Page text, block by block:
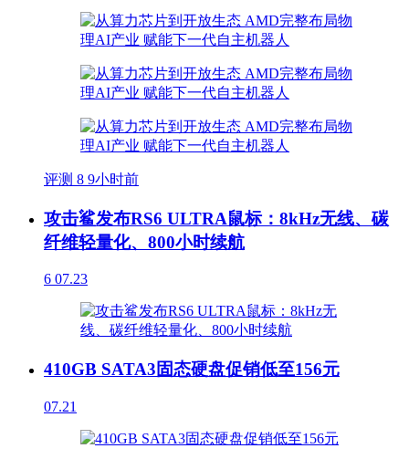
评测 8 9小时前
攻击鲨发布RS6 ULTRA鼠标：8kHz无线、碳
纤维轻量化、800小时续航
6 07.23
410GB SATA3固态硬盘促销低至156元
07.21